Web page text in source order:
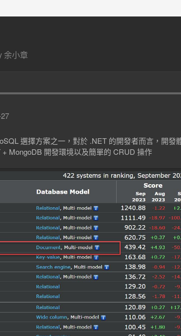
余小章
選擇方案之一，對於 .NET 的開發者而言，開發
MongoDB 開發環境以及簡單的 CRUD 操作